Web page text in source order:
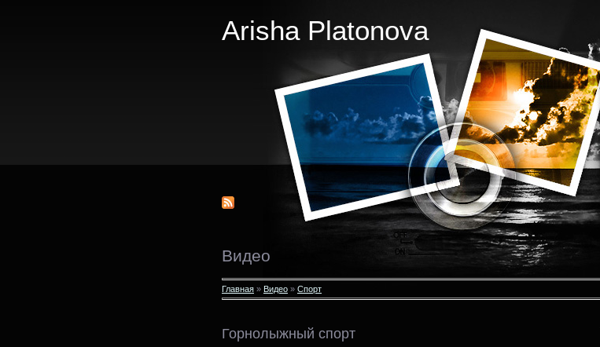
Arisha Platonova
Видео
Главная » Видео » Спорт
Горнолыжный спорт